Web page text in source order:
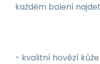
každém balení
- kvalitní hovězí kůže